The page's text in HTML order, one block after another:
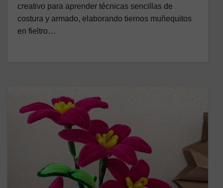
creativo para aprender técnicas sencillas de
costura y armado, elaborando tiernos muñequitos
en fieltro…